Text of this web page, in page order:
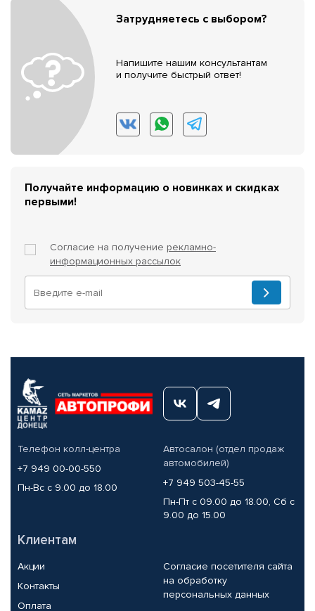
Затрудняетесь с выбором?
Напишите нашим консультантам
и получите быстрый ответ!
Получайте информацию о новинках и скидках
первыми!
Согласие на получение рекламно-
информационных рассылок
Телефон колл-центра
+7 949 00-00-550
Пн-Вс с 9.00 до 18.00
Автосалон (отдел продаж
автомобилей)
+7 949 503-45-55
Пн-Пт с 09.00 до 18.00, Сб с
9.00 до 15.00
Клиентам
Акции
Контакты
Оплата
Согласие посетителя сайта
на обработку
персональных данных